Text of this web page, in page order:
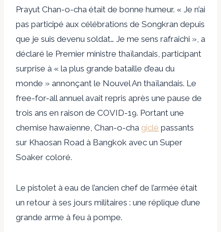
Prayut Chan-o-cha était de bonne humeur. « Je n’ai
pas participé aux célébrations de Songkran depuis
que je suis devenu soldat… Je me sens rafraîchi », a
déclaré le Premier ministre thaïlandais, participant
surprise à « la plus grande bataille d’eau du
monde » annonçant le Nouvel An thaïlandais. Le
free-for-all annuel avait repris après une pause de
trois ans en raison de COVID-19. Portant une
chemise hawaïenne, Chan-o-cha giclé passants
sur Khaosan Road à Bangkok avec un Super
Soaker coloré.
Le pistolet à eau de l’ancien chef de l’armée était
un retour à ses jours militaires : une réplique d’une
grande arme à feu à pompe.